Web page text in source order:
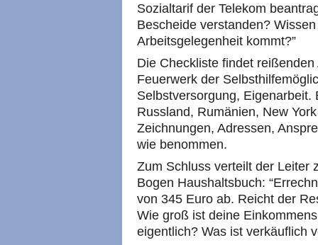
Sozialtarif der Telekom
Bescheide verstanden?
Arbeitsgelegenheit kommt?”
Die Checkliste findet
Feuerwerk der
Selbstversorgung,
Russland, Rumänien, New
Zeichnungen, Adressen,
wie benommen.
Zum Schluss verteilt der Leiter
Bogen Haushaltsbuch:
von 345 Euro ab. Reicht der
Wie groß ist deine
eigentlich? Was ist verkäuflich